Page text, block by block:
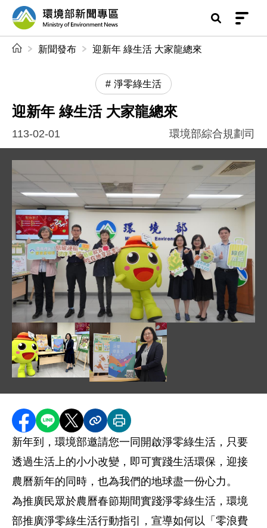
前往中央內容區塊
環境部新聞專區
新聞發布 迎新年 綠生活 大家龍總來
淨零綠生活
迎新年 綠生活 大家龍總來
113-02-01 環境部綜合規劃司
圖片說明：環境部敬邀大家迎新年 共同響應綠生活
圖片說明：迎新年 綠生活 大家龍總來 .jpg
分享至 Facebook
分享到 LINE
分享到 X分享內容連結
列印本頁
新年到，環境部邀請您一同開啟淨零綠生活，只要
透過生活上的小小改變，即可實踐生活環保，迎接
農曆新年的同時，也為我們的地球盡一份心力。
為推廣民眾於農曆春節期間實踐淨零綠生活，環境
部推廣淨零綠生活行動指引，宣導如何以「零浪費